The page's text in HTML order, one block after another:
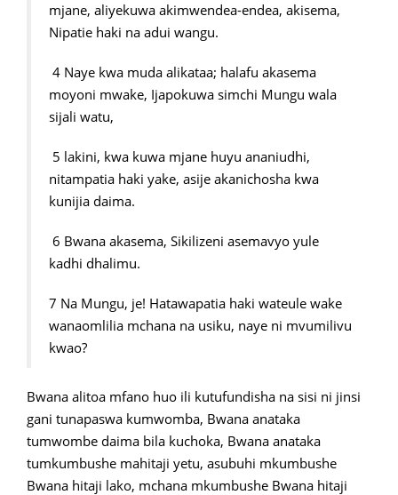
mjane, aliyekuwa akimwendea-endea, akisema,
Nipatie haki na adui wangu.
4 Naye kwa muda alikataa; halafu akasema
moyoni mwake, Ijapokuwa simchi Mungu wala
sijali watu,
5 lakini, kwa kuwa mjane huyu ananiudhi,
nitampatia haki yake, asije akanichosha kwa
kunijia daima.
6 Bwana akasema, Sikilizeni asemavyo yule
kadhi dhalimu.
7 Na Mungu, je! Hatawapatia haki wateule wake
wanaomlilia mchana na usiku, naye ni mvumilivu
kwao?
Bwana alitoa mfano huo ili kutufundisha na sisi ni jinsi
gani tunapaswa kumwomba, Bwana anataka
tumwombe daima bila kuchoka, Bwana anataka
tumkumbushe mahitaji yetu, asubuhi mkumbushe
Bwana hitaji lako, mchana mkumbushe Bwana hitaji